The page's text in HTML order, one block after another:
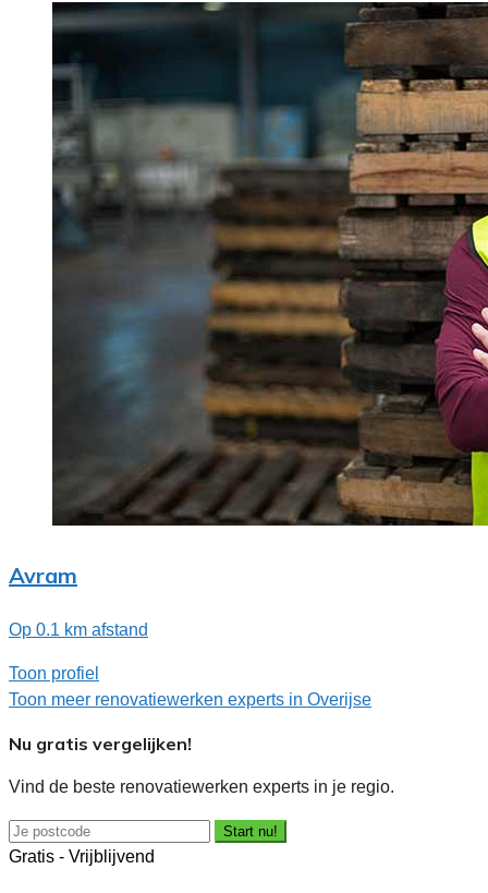
Avram
Op 0.1 km afstand
Toon profiel
Toon meer renovatiewerken experts in Overijse
Nu gratis vergelijken!
Vind de beste renovatiewerken experts in je regio.
Start nu!
Gratis - Vrijblijvend